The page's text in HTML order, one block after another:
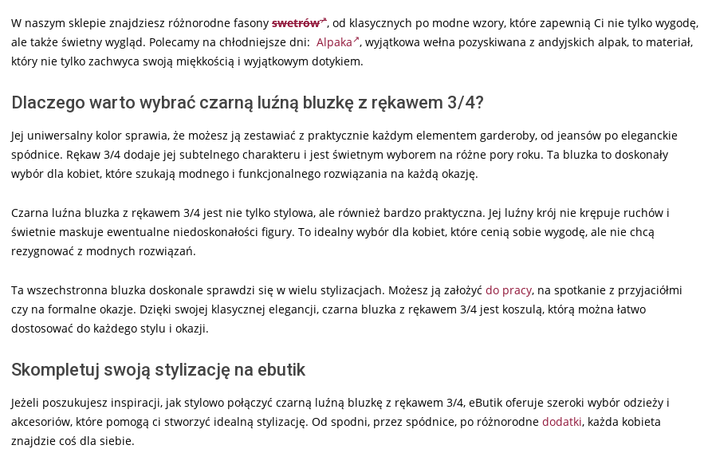
W naszym sklepie znajdziesz różnorodne fasony swetrów , od klasycznych po modne wzory, które zapewnią Ci nie tylko wygodę,
ale także świetny wygląd. Polecamy na chłodniejsze dni: Alpaka , wyjątkowa wełna pozyskiwana z andyjskich alpak, to materiał,
który nie tylko zachwyca swoją miękkością i wyjątkowym dotykiem.
Dlaczego warto wybrać czarną luźną bluzkę z rękawem 3/4?
Jej uniwersalny kolor sprawia, że możesz ją zestawiać z praktycznie każdym elementem garderoby, od jeansów po eleganckie
spódnice. Rękaw 3/4 dodaje jej subtelnego charakteru i jest świetnym wyborem na różne pory roku. Ta bluzka to doskonały
wybór dla kobiet, które szukają modnego i funkcjonalnego rozwiązania na każdą okazję.
Czarna luźna bluzka z rękawem 3/4 jest nie tylko stylowa, ale również bardzo praktyczna. Jej luźny krój nie krępuje ruchów i
świetnie maskuje ewentualne niedoskonałości figury. To idealny wybór dla kobiet, które cenią sobie wygodę, ale nie chcą
rezygnować z modnych rozwiązań.
Ta wszechstronna bluzka doskonale sprawdzi się w wielu stylizacjach. Możesz ją założyć do pracy, na spotkanie z przyjaciółmi
czy na formalne okazje. Dzięki swojej klasycznej elegancji, czarna bluzka z rękawem 3/4 jest koszulą, którą można łatwo
dostosować do każdego stylu i okazji.
Skompletuj swoją stylizację na ebutik
Jeżeli poszukujesz inspiracji, jak stylowo połączyć czarną luźną bluzkę z rękawem 3/4, eButik oferuje szeroki wybór odzieży i
akcesoriów, które pomogą ci stworzyć idealną stylizację. Od spodni, przez spódnice, po różnorodne dodatki, każda kobieta
znajdzie coś dla siebie.